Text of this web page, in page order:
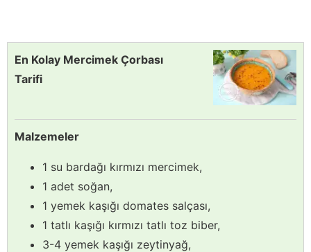
En Kolay Mercimek Çorbası
Tarifi
Malzemeler
1 su bardağı kırmızı mercimek,
1 adet soğan,
1 yemek kaşığı domates salçası,
1 tatlı kaşığı kırmızı tatlı toz biber,
3-4 yemek kaşığı zeytinyağ,